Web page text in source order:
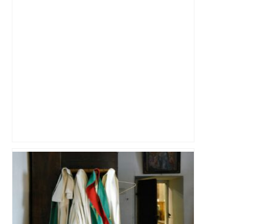
Près de Toulouse : dans cette zone
économique, un axe majeur va être
fermé en fin de soirée, voici les
déviations – Actu.fr